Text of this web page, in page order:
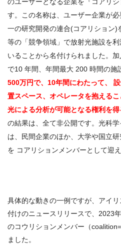
す。この名称は、ユーザー企業が
一の研究開発の連合(コアリション)
等の「競争領域」で放射光施設を
いることから名付けられました。加
で10 年間、年間最大 200 時間の施
500万円で、 10年間にわたって、
置スペース、オペレータを抱える
光による分析が可能となる権利を
の結果は、全て非公開です。光科
は、民間企業のほか、大学や国立
を コアリションメンバーとして迎え
具体的な動きの一例ですが、アイ
付けのニュースリリースで、2023
のコウリションメンバー（
ました。